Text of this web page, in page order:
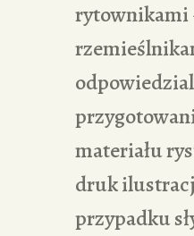
rytownikami
materiału
druk
przypadku